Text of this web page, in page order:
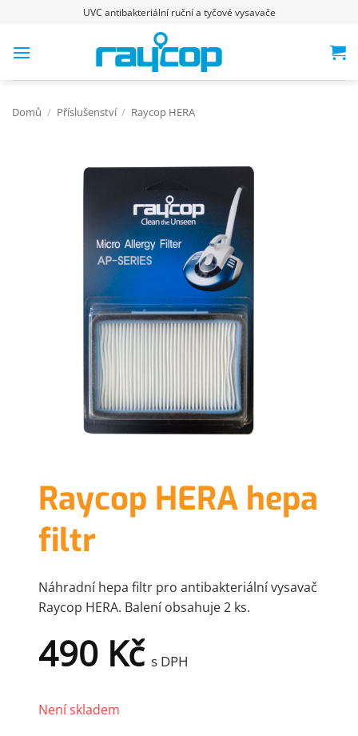
obsah
UVC antibakteriální ruční a tyčové vysavače
Domů / Příslušenství / Raycop HERA
Raycop HERA hepa
filtr
Náhradní hepa filtr pro antibakteriální vysavač
Raycop HERA. Balení obsahuje 2 ks.
490 Kč s DPH
Není skladem